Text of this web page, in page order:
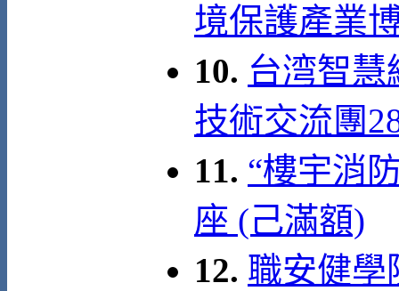
境保護產業
10. 台湾智
技術交流團
11. “樓宇消
座 (己滿額)
12. 職安健學